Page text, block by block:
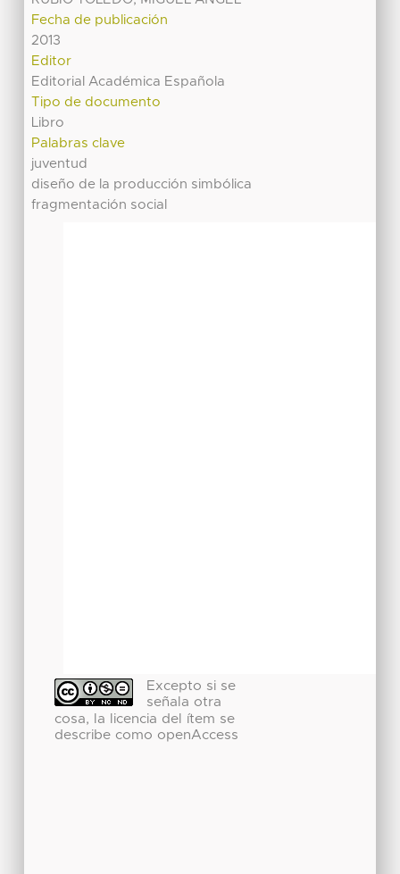
Fecha de publicación
2013
Editor
Editorial Académica Española
Tipo de documento
Libro
Palabras clave
juventud
diseño de la producción simbólica
fragmentación social
Excepto si se
señala otra
cosa, la licencia del ítem se
describe como openAccess